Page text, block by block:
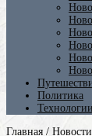
Политика
Технологии
Главная /